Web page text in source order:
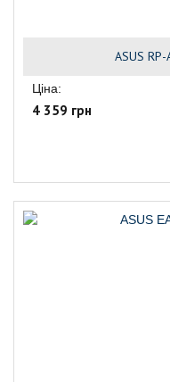
ASUS
Ціна:
4 359 грн